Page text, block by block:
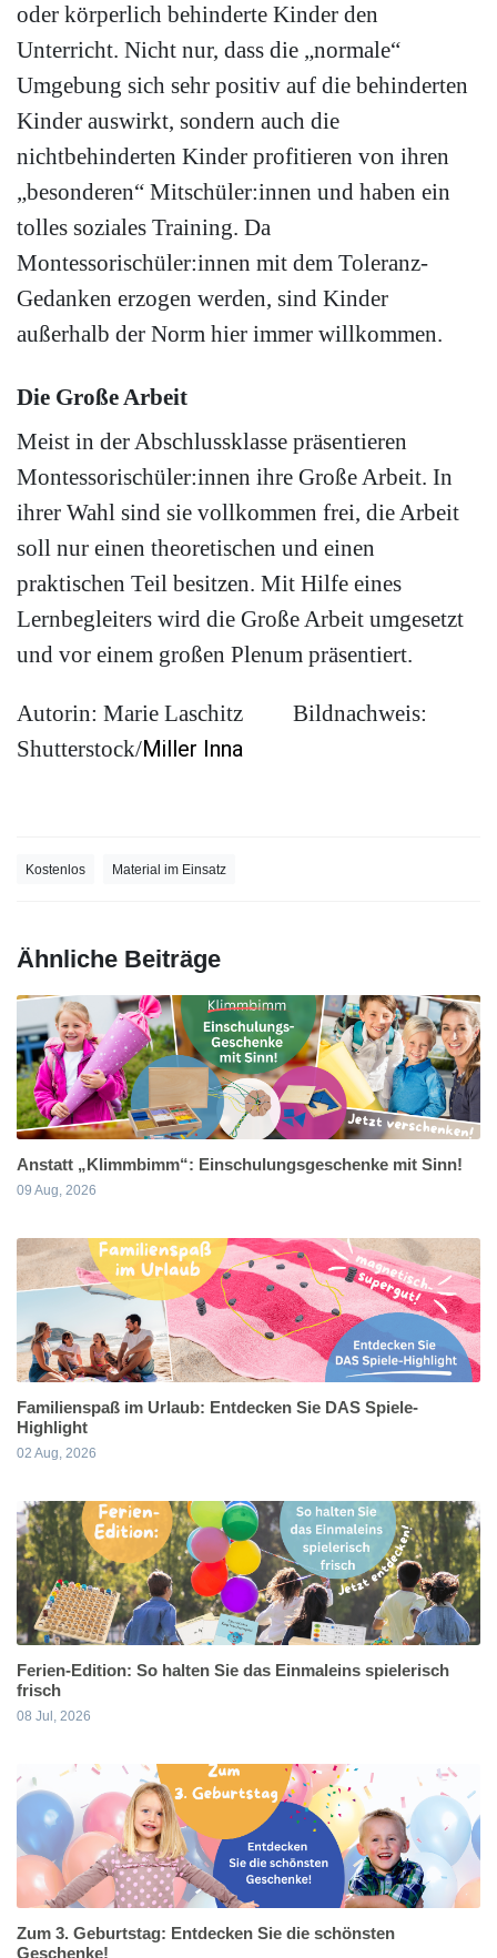
oder körperlich behinderte Kinder den
Unterricht. Nicht nur, dass die „normale“
Umgebung sich sehr positiv auf die behinderten
Kinder auswirkt, sondern auch die
nichtbehinderten Kinder profitieren von ihren
„besonderen“ Mitschüler:innen und haben ein
tolles soziales Training. Da
Montessorischüler:innen mit dem Toleranz-
Gedanken erzogen werden, sind Kinder
außerhalb der Norm hier immer willkommen.
Die Große Arbeit
Meist in der Abschlussklasse präsentieren
Montessorischüler:innen ihre Große Arbeit. In
ihrer Wahl sind sie vollkommen frei, die Arbeit
soll nur einen theoretischen und einen
praktischen Teil besitzen. Mit Hilfe eines
Lernbegleiters wird die Große Arbeit umgesetzt
und vor einem großen Plenum präsentiert.
Autorin: Marie Laschitz Bildnachweis:
Shutterstock/Miller Inna
Kostenlos Material im Einsatz
Ähnliche Beiträge
Anstatt „Klimmbimm“: Einschulungsgeschenke mit Sinn!
09 Aug, 2026
Familienspaß im Urlaub: Entdecken Sie DAS Spiele-
Highlight
02 Aug, 2026
Ferien-Edition: So halten Sie das Einmaleins spielerisch
frisch
08 Jul, 2026
Zum 3. Geburtstag: Entdecken Sie die schönsten
Geschenke!